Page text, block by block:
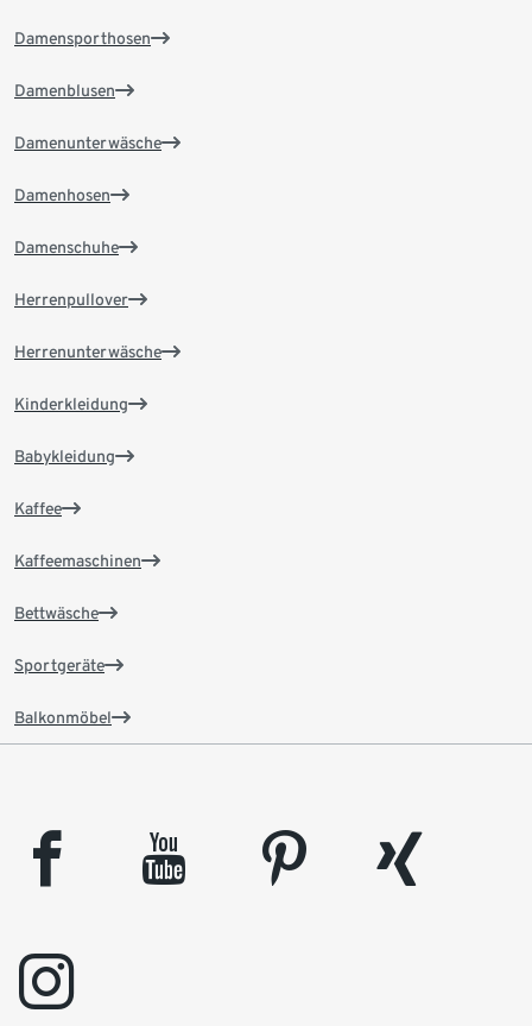
Damensporthosen
Damenblusen
Damenunterwäsche
Damenhosen
Damenschuhe
Herrenpullover
Herrenunterwäsche
Kinderkleidung
Babykleidung
Kaffee
Kaffeemaschinen
Bettwäsche
Sportgeräte
Balkonmöbel
facebook youtube pinterest
xing
instagram